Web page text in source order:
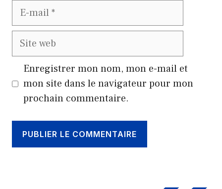
E-
mail
Site
web
Enregistrer mon nom, mon e-mail et
mon site dans le navigateur pour mon
prochain commentaire.